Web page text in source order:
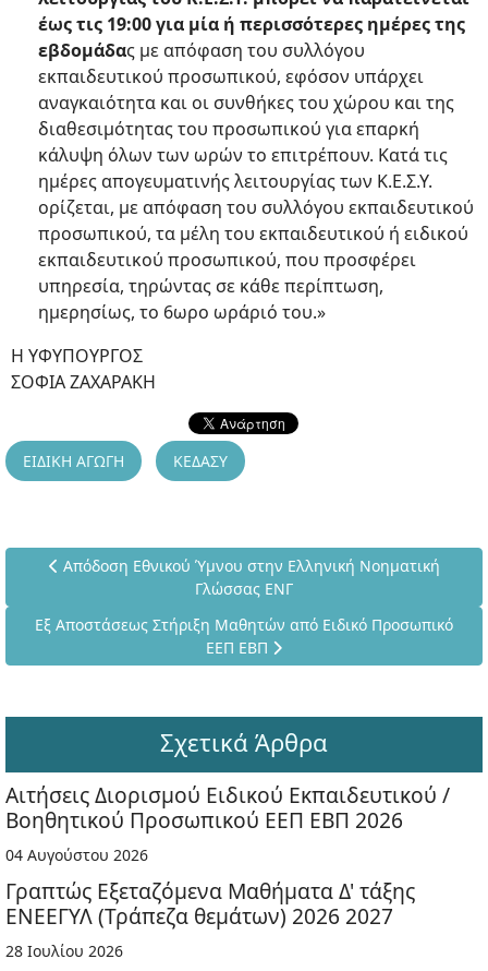
έως τις 19:00 για μία ή περισσότερες ημέρες της
εβδομάδας με απόφαση του συλλόγου
εκπαιδευτικού προσωπικού, εφόσον υπάρχει
αναγκαιότητα και οι συνθήκες του χώρου και της
διαθεσιμότητας του προσωπικού για επαρκή
κάλυψη όλων των ωρών το επιτρέπουν. Κατά τις
ημέρες απογευματινής λειτουργίας των Κ.Ε.Σ.Υ.
ορίζεται, με απόφαση του συλλόγου εκπαιδευτικού
προσωπικού, τα μέλη του εκπαιδευτικού ή ειδικού
εκπαιδευτικού προσωπικού, που προσφέρει
υπηρεσία, τηρώντας σε κάθε περίπτωση,
ημερησίως, το 6ωρο ωράριό του.»
Η ΥΦΥΠΟΥΡΓΟΣ
ΣΟΦΙΑ ΖΑΧΑΡΑΚΗ
ΕΙΔΙΚΗ ΑΓΩΓΗ ΚΕΔΑΣΥ
Προηγούμενο άρθρο: Απόδοση Εθνικού Ύμνου στην
Απόδοση Εθνικού Ύμνου στην Ελληνική Νοηματική
Γλώσσας ΕΝΓ
Επόμενο άρθρο: Εξ Αποστάσεως Στήριξη Μαθητών από
Εξ Αποστάσεως Στήριξη Μαθητών από Ειδικό Προσωπικό
ΕΕΠ ΕΒΠ
Σχετικά Άρθρα
Αιτήσεις Διορισμού Ειδικού Εκπαιδευτικού /
Βοηθητικού Προσωπικού ΕΕΠ ΕΒΠ 2026
04 Αυγούστου 2026
Γραπτώς Εξεταζόμενα Μαθήματα Δ' τάξης
ΕΝΕΕΓΥΛ (Τράπεζα θεμάτων) 2026 2027
28 Ιουλίου 2026